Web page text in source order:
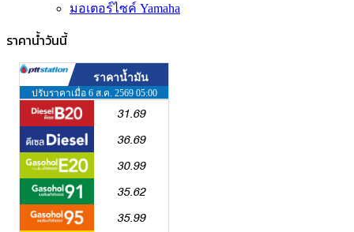
มอเตอร์ไซค์ Yamaha
ราคาน้ำวันนี้